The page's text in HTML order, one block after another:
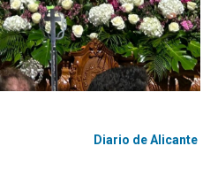
Diario de Alicante